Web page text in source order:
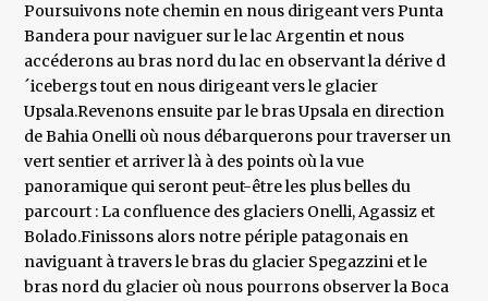
Poursuivons note chemin en nous dirigeant vers Punta
Bandera pour naviguer sur le lac Argentin et nous
accéderons au bras nord du lac en observant la dérive d
´icebergs tout en nous dirigeant vers le glacier
Upsala.Revenons ensuite par le bras Upsala en direction
de Bahia Onelli où nous débarquerons pour traverser un
vert sentier et arriver là à des points où la vue
panoramique qui seront peut-être les plus belles du
parcourt : La confluence des glaciers Onelli, Agassiz et
Bolado.Finissons alors notre périple patagonais en
naviguant à travers le bras du glacier Spegazzini et le
bras nord du glacier où nous pourrons observer la Boca